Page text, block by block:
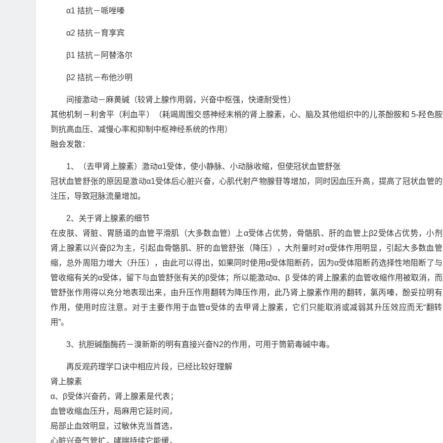
α1 拮抗－哌唑嗪
α2 拮抗－育享宾
β1 拮抗－阿替洛尔
β2 拮抗－布他沙明
间接激动－麻黄碱（较肾上腺作用弱，兴奋中枢强，快速耐受性）
其他机制－利舍平（利血平）（耗竭周围交感神经末梢的肾上腺素，心、脑及其他组织中的儿茶酚胺和 5-羟色
到抗高血压、减慢心率和抑制中枢神经系统的作用）
融会发散：
1、（去甲肾上腺素）激动α1受体，使小静脉、小动脉收缩，但使冠状血管舒张
冠状血管舒张的原因是激动α1受体后心脏兴奋，心肌代射产物腺苷等增加，同时因血压升高，提高了冠状血管
注压，导致冠脉流量增加。
2、关于肾上腺素的细节
在皮肤、肾脏、胃肠道的血管平滑肌（大多数血管）上α受体占优势，骨骼肌、肝的血管上β2受体占优势，小
肾上腺素以兴奋β2为主，引起血骨骼肌、肝的血管舒张（降压），大剂量时对α受体作用明显，引起大多数血
缩，总外周阻力增大（升压），由此可以得出，如果同时使用α受体阻断药，因为α受体阻断药选择性地阻断了
管收缩有关的α受体，留下与血管舒张有关的β受体；所以能激动α、β 受体的肾上腺素的血管收缩作用被取消，
管舒张作用得以充分地表现出来，由升压作用翻转为降压作用，此乃肾上腺素作用的翻转，氯丙嗪，酚妥拉明
作用，使用时应注意。对于主要作用于血管α受体的去甲肾上腺素，它们只能取消或减弱其升压效应而无“翻
用”。
3、抗胆碱酯酶药－溴新斯的明有直接兴奋N2的作用，可用于筒箭毒碱中毒。
再反观药理学口诀中相应片段，已经比较好理解
肾上腺素
α、β受体兴奋药，肾上腺素是代表；
血管收缩血压升，局麻用它延时间，
局部止血效明显，过敏休克当首选，
心脏兴奋气管扩，哮喘持续它能缓，